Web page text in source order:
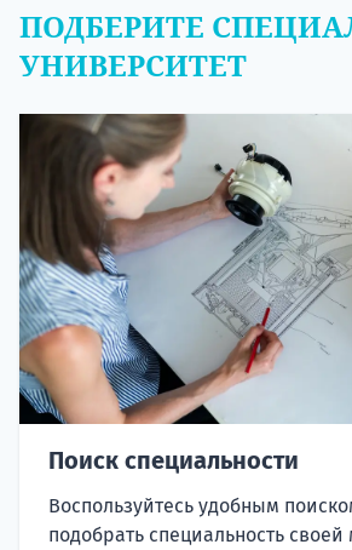
ПОДБЕРИТЕ
УНИВЕРСИТЕТ
Поиск специальности
Воспользуйтесь удобным
подобрать специальность своей